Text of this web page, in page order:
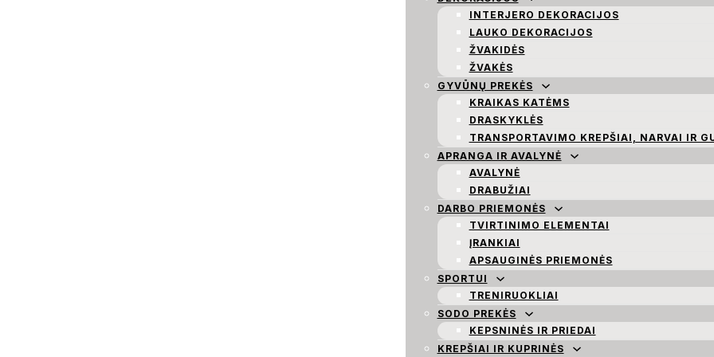
INTERJERO DEKORACIJOS
LAUKO DEKORACIJOS
ŽVAKIDĖS
ŽVAKĖS
GYVŪNŲ PREKĖS
KRAIKAS KATĖMS
DRASKYKLĖS
TRANSPORTAVIMO KREPŠIAI, NARVAI IR
APRANGA IR AVALYNĖ
AVALYNĖ
DRABUŽIAI
DARBO PRIEMONĖS
TVIRTINIMO ELEMENTAI
ĮRANKIAI
APSAUGINĖS PRIEMONĖS
SPORTUI
TRENIRUOKLIAI
SODO PREKĖS
KEPSNINĖS IR PRIEDAI
KREPŠIAI IR KUPRINĖS